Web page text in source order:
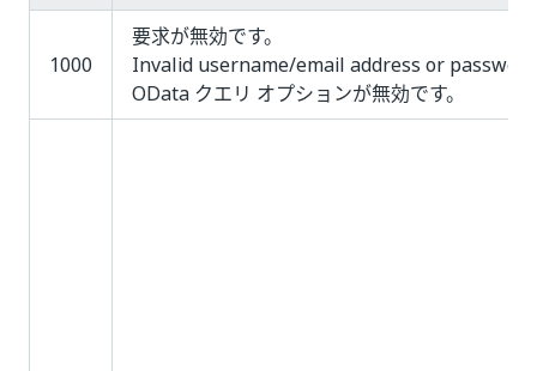
1000
要求が無効です。
Invalid username/email address or
OData クエリ オプションが無効です。